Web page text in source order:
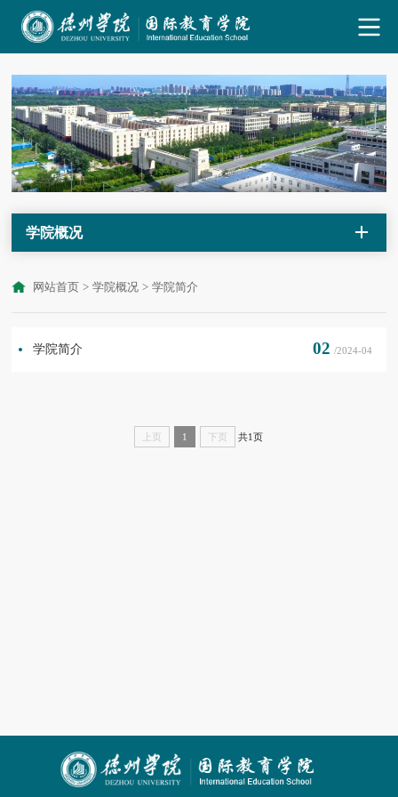
学院概况
网站首页 > 学院概况 > 学院简介
学院简介 02 /2024-04
上页 1 下页 共1页